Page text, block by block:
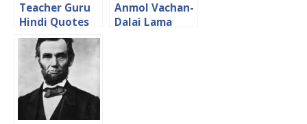
Teacher Guru
Hindi Quotes
शिक्षक पर अनमोल
वचन
Anmol Vachan-
Dalai Lama